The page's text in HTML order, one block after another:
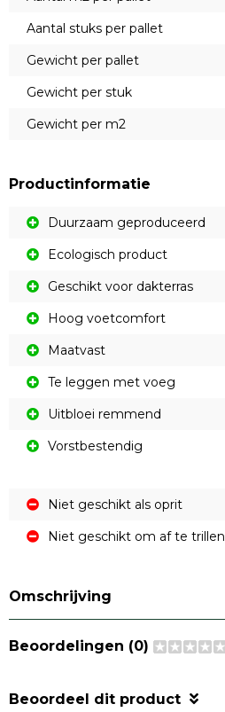
Aantal stuks per pallet
Gewicht per pallet
Gewicht per stuk
Gewicht per m2
Productinformatie
Duurzaam geproduceerd
Ecologisch product
Geschikt voor dakterras
Hoog voetcomfort
Maatvast
Te leggen met voeg
Uitbloei remmend
Vorstbestendig
Niet geschikt als oprit
Niet geschikt om af te trillen
Omschrijving
Beoordelingen (0)
Beoordeel dit product